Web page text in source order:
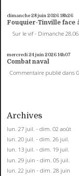
dimanche 28juin 202618h26
Fouquier-Tinville face
Sur le vif - Dimanche
mercredi 24juin 202614h07
Combat naval
Commentaire publié dans
Archives
lun. 27 juil. - dim. 02 août
lun. 20 juil. - dim. 26 juil.
lun. 13 juil. - dim. 19 juil.
lun. 29 juin - dim. 05 juil.
lun. 22 juin - dim. 28 juin